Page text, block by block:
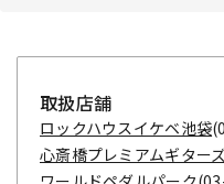
取扱店舗
ロックハウスイケベ池袋
心斎橋プレミアムギター